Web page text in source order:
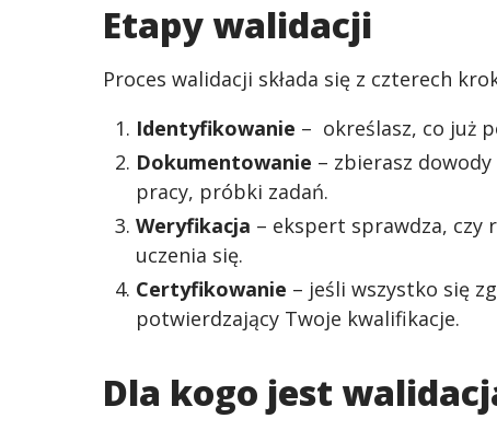
Etapy walidacji
Proces walidacji składa się z czterech
Identyfikowanie – określasz, co już
Dokumentowanie – zbierasz
pracy, próbki zadań.
Weryfikacja – ekspert sprawdza, czy
uczenia się.
Certyfikowanie – jeśli wszystko się
potwierdzający Twoje kwalifikacje.
Dla kogo jest